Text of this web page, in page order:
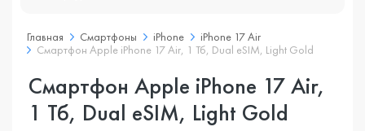
Главная Смартфоны iPhone
iPhone 17 Air
Смартфон Apple iPhone 17 Air, 1 Тб, Dual eSIM, Light Gold
Смартфон Apple iPhone 17 Air,
1 Тб, Dual eSIM, Light Gold